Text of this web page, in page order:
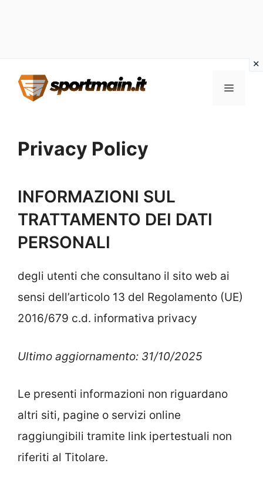
Menu
Privacy Policy
INFORMAZIONI SUL
TRATTAMENTO DEI DATI
PERSONALI
degli utenti che consultano il sito web ai
sensi dell’articolo 13 del Regolamento (UE)
2016/679 c.d. informativa privacy
Ultimo aggiornamento: 31/10/2025
Le presenti informazioni non riguardano
altri siti, pagine o servizi online
raggiungibili tramite link ipertestuali non
riferiti al Titolare.